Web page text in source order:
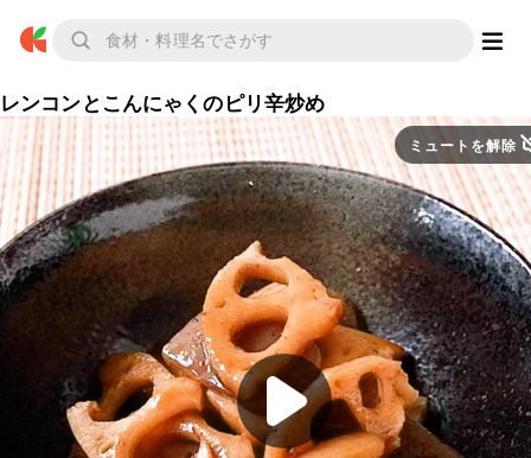
レンコンとこんにゃくのピリ辛炒め
ミュートを解除